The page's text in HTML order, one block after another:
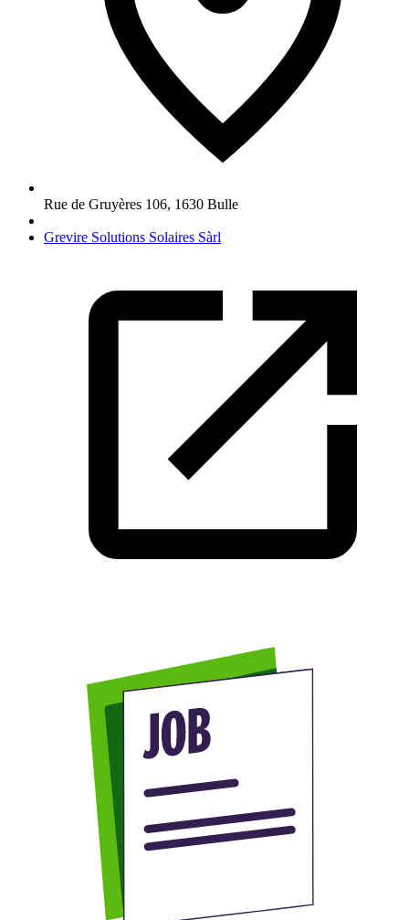
Rue de Gruyères 106, 1630 Bulle
Grevire Solutions Solaires Sàrl